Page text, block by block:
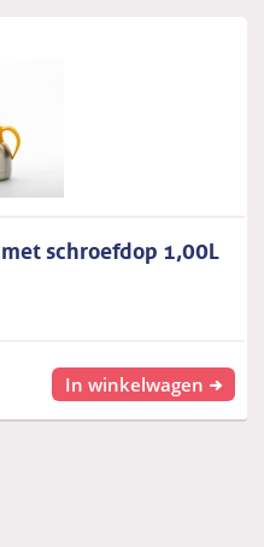
schroefdop 1,00L
In winkelwagen